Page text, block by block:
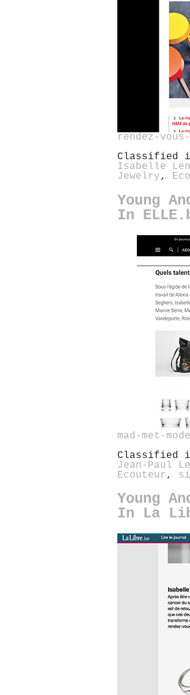
rendez-
Classified
Isabelle
Jewelry,
Young
In
mad-met-
Classified
Jean-Paul
Ecouteur ,
Young
In La